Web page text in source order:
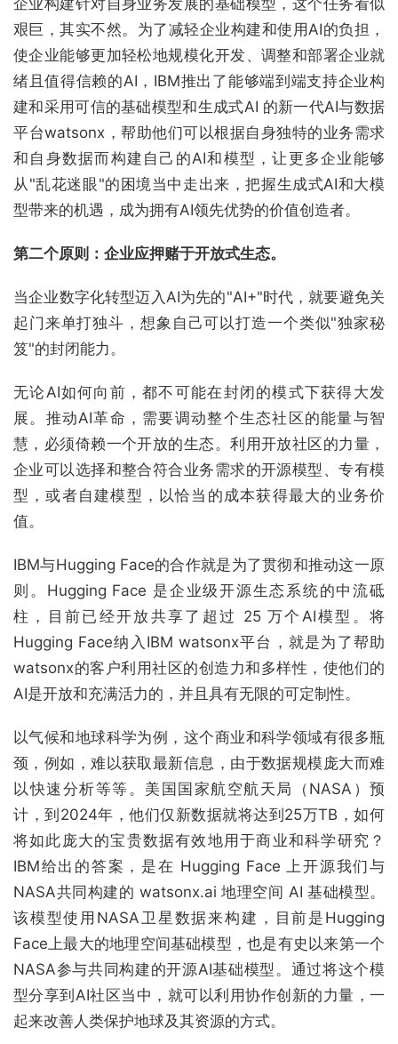
艰巨，其实不然。为了减轻企业构建和使用AI的负担，
使企业能够更加轻松地规模化开发、调整和部署企业就
绪且值得信赖的AI，IBM推出了能够端到端支持企业构
建和采用可信的基础模型和生成式AI 的新一代AI与数据
平台watsonx，帮助他们可以根据自身独特的业务需求
和自身数据而构建自己的AI和模型，让更多企业能够
从"乱花迷眼"的困境当中走出来，把握生成式AI和大模
型带来的机遇，成为拥有AI领先优势的价值创造者。
第二个原则：企业应押赌于开放式生态。
当企业数字化转型迈入AI为先的"AI+"时代，就要避免关
起门来单打独斗，想象自己可以打造一个类似"独家秘
笈"的封闭能力。
无论AI如何向前，都不可能在封闭的模式下获得大发
展。推动AI革命，需要调动整个生态社区的能量与智
慧，必须倚赖一个开放的生态。利用开放社区的力量，
企业可以选择和整合符合业务需求的开源模型、专有模
型，或者自建模型，以恰当的成本获得最大的业务价
值。
IBM与Hugging Face的合作就是为了贯彻和推动这一原
则。Hugging Face 是企业级开源生态系统的中流砥
柱，目前已经开放共享了超过 25 万个AI模型。将
Hugging Face纳入IBM watsonx平台，就是为了帮助
watsonx的客户利用社区的创造力和多样性，使他们的
AI是开放和充满活力的，并且具有无限的可定制性。
以气候和地球科学为例，这个商业和科学领域有很多瓶
颈，例如，难以获取最新信息，由于数据规模庞大而难
以快速分析等等。美国国家航空航天局（NASA）预
计，到2024年，他们仅新数据就将达到25万TB，如何
将如此庞大的宝贵数据有效地用于商业和科学研究？
IBM给出的答案，是在 Hugging Face 上开源我们与
NASA共同构建的 watsonx.ai 地理空间 AI 基础模型。
该模型使用NASA卫星数据来构建，目前是Hugging
Face上最大的地理空间基础模型，也是有史以来第一个
NASA参与共同构建的开源AI基础模型。通过将这个模
型分享到AI社区当中，就可以利用协作创新的力量，一
起来改善人类保护地球及其资源的方式。